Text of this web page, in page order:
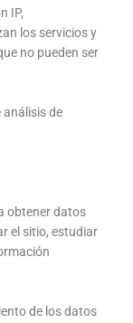
IP,
los servicios y
no pueden ser
análisis de
obtener datos
el sitio, estudiar
de los datos